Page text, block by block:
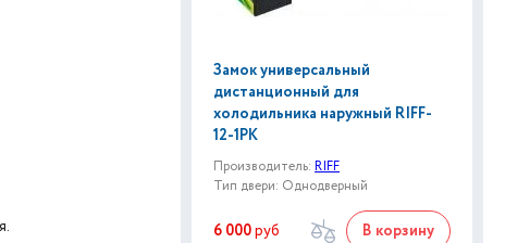
Замок универсальный
дистанционный для
холодильника наружный RIFF-
12-1РК
Производитель: RIFF
Тип двери: Однодверный
6 000руб В корзину